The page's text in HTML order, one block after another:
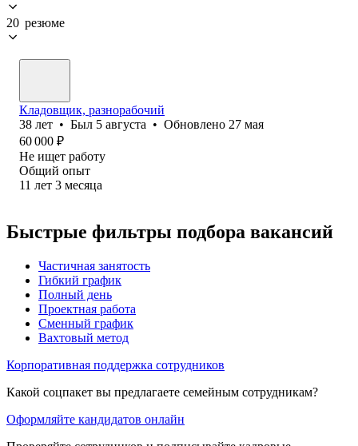
20 резюме
Кладовщик, разнорабочий
38 лет • Был 5 августа • Обновлено 27 мая
60 000 ₽
Не ищет работу
Общий опыт
11 лет 3 месяца
Быстрые фильтры подбора вакансий
Частичная занятость
Гибкий график
Полный день
Проектная работа
Сменный график
Вахтовый метод
Корпоративная поддержка сотрудников
Какой соцпакет вы предлагаете семейным сотрудникам?
Оформляйте кандидатов онлайн